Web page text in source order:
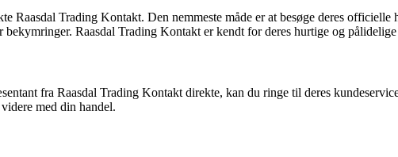
Raasdal Trading Kontakt. Den nemmeste måde er at besøge deres
bekymringer. Raasdal Trading Kontakt er kendt for deres hurtige og
fra Raasdal Trading Kontakt direkte, kan du ringe til deres
med din handel.